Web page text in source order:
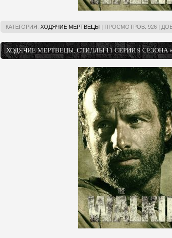
КАТЕГОРИЯ: ХОДЯЧИЕ МЕРТВЕЦЫ | ПРОСМОТРОВ: 926 |
ХОДЯЧИЕ МЕРТВЕЦЫ. СТИЛЛЫ 11 СЕРИИ 9 СЕЗОНА